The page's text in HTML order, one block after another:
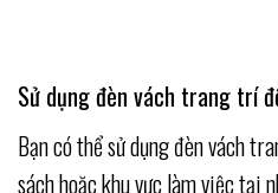
Sử dụng đèn vách trang trí
Bạn có thể sử dụng đèn vách
sách hoặc khu vực làm việc tại